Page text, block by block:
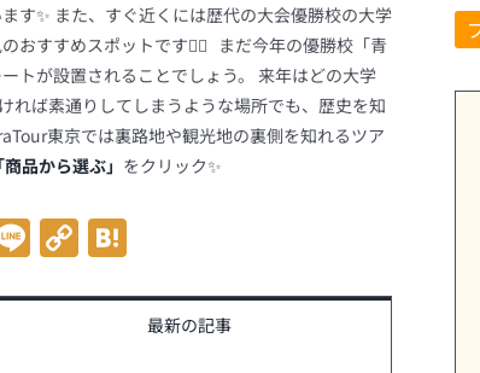
す✨ また、すぐ近くには歴代の大会優勝校の大学
おすすめスポットです🏃‍♂️ まだ今年の優勝校「青
トが設置されることでしょう。 来年はどの大学
ば素通りしてしまうような場所でも、歴史を知
東京では裏路地や観光地の裏側を知れるツア
「商品から選ぶ」 をクリック✨
LineCopy
最新の記事